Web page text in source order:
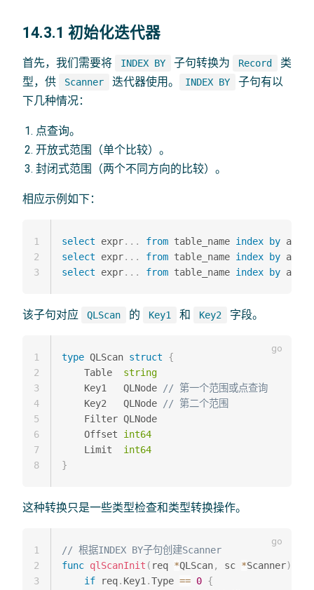
14.3.1 初始化迭代器
首先，我们需要将 INDEX BY 子句转换为 Record
类
型，供
Scanner 迭代器使用。 INDEX BY
子句有以
下几种情况：
点查询。
开放式范围（单个比较）。
封闭式范围（两个不同方向的比较）。
相应示例如下：
select expr. . . from table_name index by a
select expr. . . from table_name index by a
select expr. . . from table_name index by a
1
2
3
该子句对应 QLScan 的 Key1 和 Key2 字段。
type QLScan struct
{
    Table
string
    Key1   QLNode
// 第一个范围或点查询
    Key2   QLNode
// 第二个范围
    Filter QLNode
    Offset
int64
    Limit
int64
}
1
2
3
4
5
6
7
8
这种转换只是一些类型检查和类型转换操作。
// 根据INDEX BY子句创建Scanner
func qlScanInit ( req *QLScan, sc *Scanner)
if req. Key1.Type == 0 {
1
2
3